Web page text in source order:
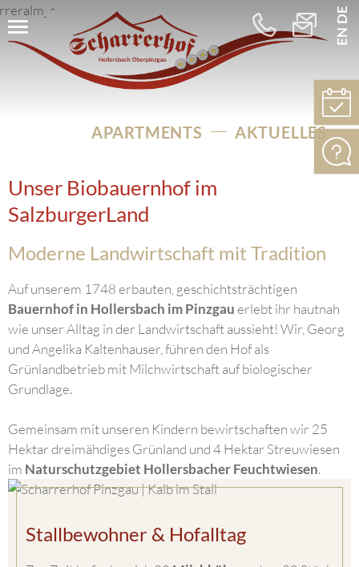
+43
EN
DE
APARTMENTS AKTUELLES
Unser Biobauernhof im
SalzburgerLand
Moderne Landwirtschaft mit Tradition
Auf unserem 1748 erbauten, geschichtsträchtigen
Bauernhof in Hollersbach im Pinzgauerlebt ihr hautnah
wie unser Alltag in der Landwirtschaft aussieht! Wir, Georg
und Angelika Kaltenhauser, führen den Hof als
Grünlandbetrieb mit Milchwirtschaft auf biologischer
Grundlage.
Gemeinsam mit unseren Kindern bewirtschaften wir 25
Hektar dreimähdiges Grünland und 4 Hektar Streuwiesen
im Naturschutzgebiet Hollersbacher Feuchtwiesen.
Stallbewohner & Hofalltag